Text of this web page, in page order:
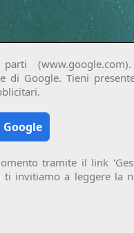
di Google. Tieni
tramite il link
ti invitiamo a leggere la